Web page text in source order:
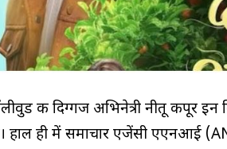
की दिग्गज अभिनेत्री नीतू कपूर इन
हाल ही में समाचार एजेंसी एएनआई